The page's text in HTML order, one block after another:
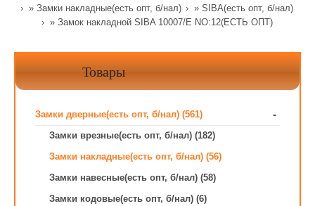
» Замки накладные(есть опт, б/нал) » SIBA(есть опт, б/нал)
» Замок накладной SIBA 10007/Е NO:12(ЕСТЬ ОПТ)
Товары
Замки дверные(есть опт, б/нал) (561) -
Замки врезные(есть опт, б/нал) (182)
Замки накладные(есть опт, б/нал) (56)
Замки навесные(есть опт, б/нал) (58)
Замки кодовые(есть опт, б/нал) (6)